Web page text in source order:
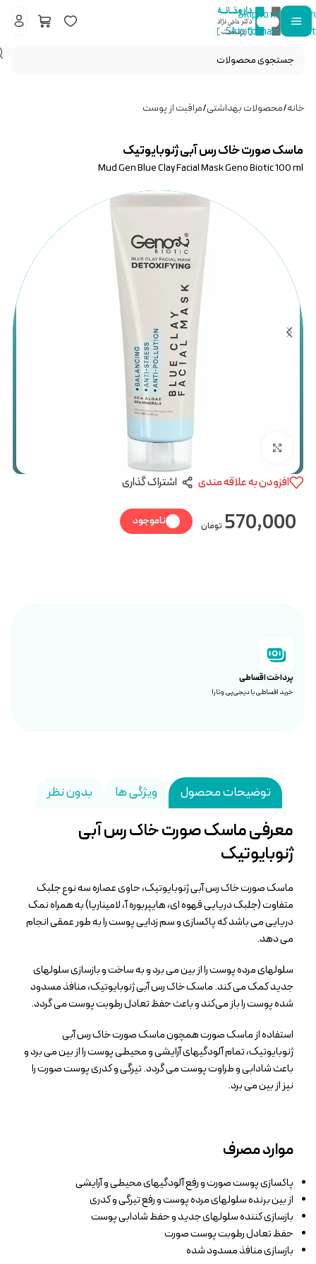
Skip to navigation
Skip to main content
خانه/محصولات بهداشتی/مراقبت از پوست
ماسک صورت خاک رس آبی ژنوبایوتیک
Mud Gen Blue Clay Facial Mask Geno Biotic 100 ml
افزودن به علاقه مندی اشتراک گذاری
570,000 تومان ناموجود
پرداخت اقساطی
خرید اقساطی با دیجی‌پی و تارا
توضیحات محصول ویژگی ها بدون نظر
معرفی ماسک صورت خاک رس آبی
ژنوبایوتیک
ماسک صورت خاک رس آبی ژنوبایوتیک، حاوی عصاره سه نوع جلبک
متفاوت (جلبک دریایی قهوه ای، هایپربوره آ، لامیناریا) به همراه نمک
دریایی می باشد که پاکسازی و سم زدایی پوست را به طور عمقی انجام
می دهد.
سلولهای مرده پوست را از بین می برد و به ساخت و بازسازی سلولهای
جدید کمک می کند. ماسک خاک رس آبی ژنوبایوتیک، منافذ مسدود
شده پوست را باز می‌کند و باعث حفظ تعادل رطوبت پوست می گردد.
استفاده از ماسک صورت همچون ماسک صورت خاک رس آبی
ژنوبایوتیک، تمام آلودگیهای آرایشی و محیطی پوست را از بین می برد و
باعث شادابی و طراوت پوست می گردد. تیرگی و کدری پوست صورت را
نیز از بین می برد.
موارد مصرف
پاکسازی پوست صورت و رفع آلودگیهای محیطی و آرایشی
از بین برنده سلولهای مرده پوست و رفع تیرگی و کدری
بازسازی کننده سلولهای جدید و حفظ شادابی پوست
حفظ تعادل رطوبت پوست صورت
بازسازی منافذ مسدود شده